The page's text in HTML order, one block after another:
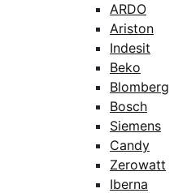
ARDO
Ariston
Indesit
Beko
Blomberg
Bosch
Siemens
Candy
Zerowatt
Iberna